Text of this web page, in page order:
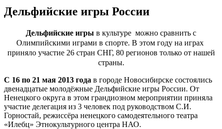
Дельфийские игры России
Дельфийские игры в культуре можно сравнить с
Олимпийскими играми в спорте. В этом году на играх
приняло участие 26 стран СНГ, 80 регионов только от нашей
страны.
С 16 по 21 мая 2013 года в городе Новосибирске состоялись
двенадцатые молодёжные Дельфийские игры России. От
Ненецкого округа в этом грандиозном мероприятии приняла
участие делегация из 3 человек под руководством С.И.
Горностай, режиссёра ненецкого самодеятельного театра
«Илебц» Этнокультурного центра НАО.